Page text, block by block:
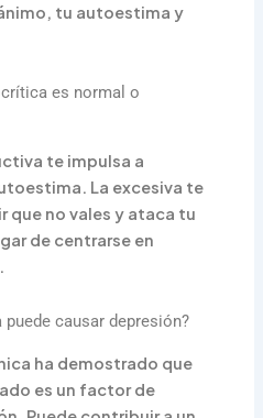
tu autoestima y
es normal o
te impulsa a
La excesiva te
que no vales y ataca tu
de centrarse en
causar depresión?
ha demostrado que
es un factor de